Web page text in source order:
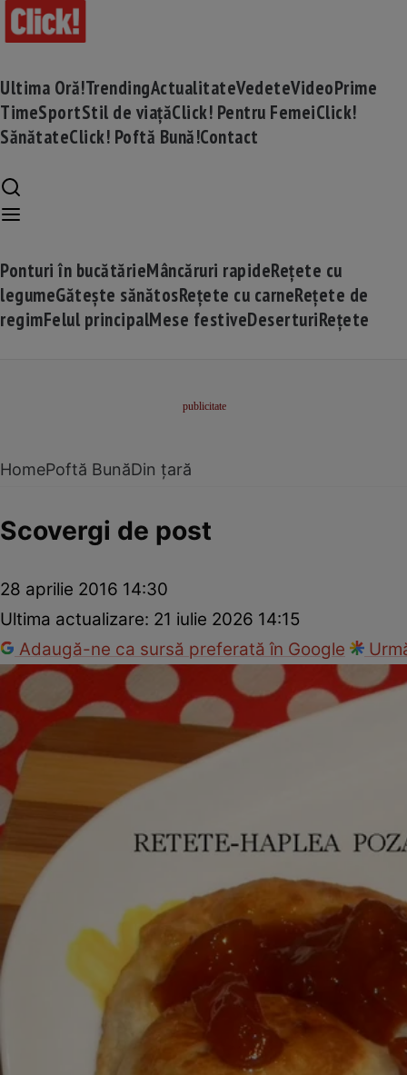
Ultima Oră!TrendingActualitateVedeteVideoPrime
TimeSportStil de viațăClick! Pentru FemeiClick!
SănătateClick! Poftă Bună!Contact
Ponturi în bucătărieMâncăruri rapideRețete cu
legumeGătește sănătosRețete cu carneRețete de
regimFelul principalMese festiveDeserturiRețete
HomePoftă BunăDin țară
Scovergi de post
28 aprilie 2016 14:30
Ultima actualizare: 21 iulie 2026 14:15
Adaugă-ne ca sursă preferată în Google